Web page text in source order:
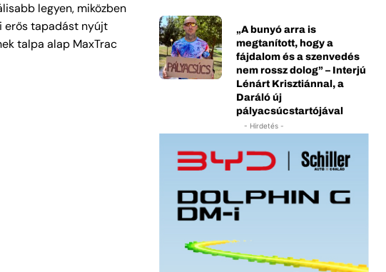
legyen, miközben
erős tapadást nyújt
talpa alap MaxTrac
„A bunyó arra is
megtanított, hogy a
fájdalom és a szenvedés
nem rossz dolog” – Interjú
Lénárt Krisztiánnal, a
Daráló új
pályacsúcstartójával
- Hirdetés -